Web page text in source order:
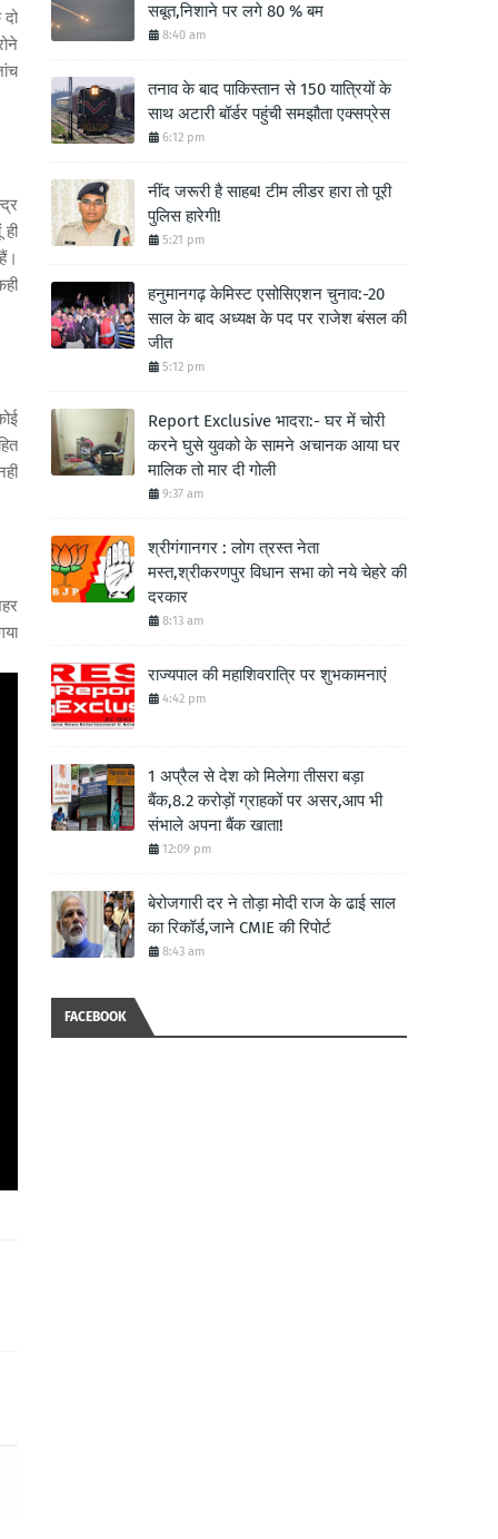
सबूत,निशाने पर लगे 80 % बम
8:40 am
तनाव के बाद पाकिस्तान से 150 यात्रियों के
साथ अटारी बॉर्डर पहुंची समझौता एक्सप्रेस
6:12 pm
नींद जरूरी है साहब! टीम लीडर हारा तो पूरी
पुलिस हारेगी!
5:21 pm
हनुमानगढ़ केमिस्ट एसोसिएशन चुनाव:-20
साल के बाद अध्यक्ष के पद पर राजेश बंसल की
जीत
5:12 pm
Report Exclusive भादरा:- घर में चोरी
करने घुसे युवको के सामने अचानक आया घर
मालिक तो मार दी गोली
9:37 am
श्रीगंगानगर : लोग त्रस्त नेता
मस्त,श्रीकरणपुर विधान सभा को नये चेहरे की
दरकार
8:13 am
राज्यपाल की महाशिवरात्रि पर शुभकामनाएं
4:42 pm
1 अप्रैल से देश को मिलेगा तीसरा बड़ा
बैंक,8.2 करोड़ों ग्राहकों पर असर,आप भी
संभाले अपना बैंक खाता!
12:09 pm
बेरोजगारी दर ने तोड़ा मोदी राज के ढाई साल
का रिकॉर्ड,जाने CMIE की रिपोर्ट
8:43 am
FACEBOOK